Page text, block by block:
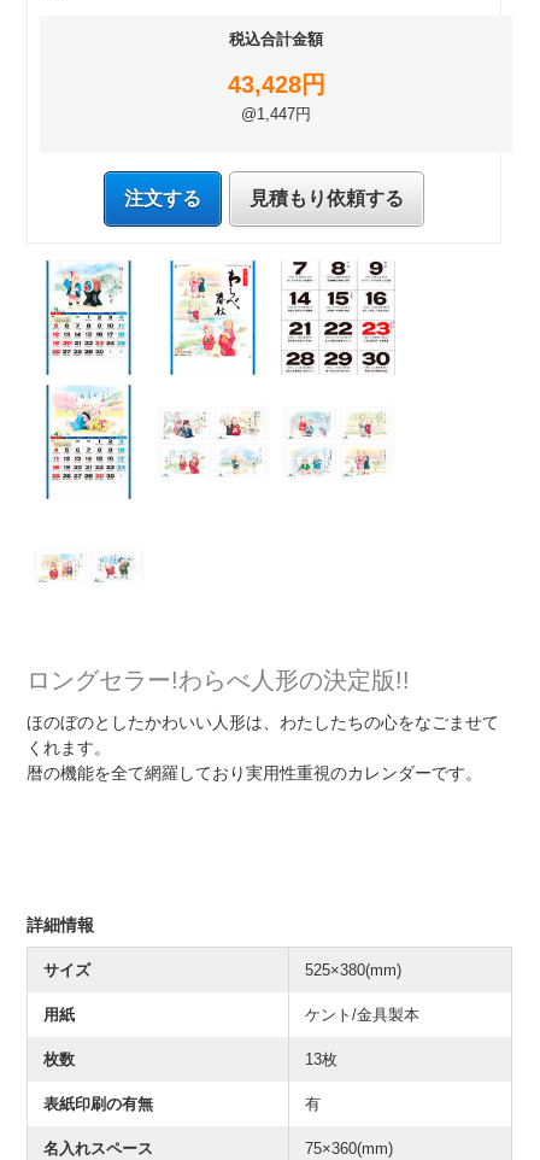
税込合計金額
43,428円
@1,447円
注文する 見積もり依頼する
ロングセラー!わらべ人形の決定版!!
ほのぼのとしたかわいい人形は、わたしたちの心をなごませて
くれます。
暦の機能を全て網羅しており実用性重視のカレンダーです。
詳細情報
サイズ 525×380(mm)
用紙 ケント/金具製本
枚数 13枚
表紙印刷の有無 有
名入れスペース 75×360(mm)